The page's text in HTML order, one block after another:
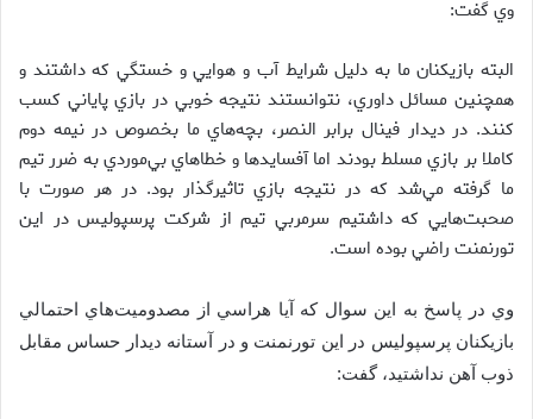
وي گفت:
البته بازيكنان ما به دليل شرايط آب و هوايي و خستگي‌ كه داشتند و
همچنين مسائل داوري، نتوانستند نتيجه خوبي در بازي پاياني كسب
كنند. در ديدار فينال برابر النصر، بچه‌هاي ما بخصوص در نيمه دوم
كاملا بر بازي مسلط بودند اما آفسايدها و خطاهاي بي‌موردي به ضرر تيم
ما گرفته مي‌شد كه در نتيجه بازي تاثيرگذار بود. در هر صورت با
صحبت‌هايي كه داشتيم سرمربي تيم از شركت پرسپوليس در اين
تورنمنت راضي بوده است.
وي در پاسخ به اين سوال كه آيا هراسي از مصدوميت‌هاي احتمالي
بازيكنان پرسپوليس در اين تورنمنت و در آستانه ديدار حساس مقابل
ذوب آهن نداشتيد، گفت: